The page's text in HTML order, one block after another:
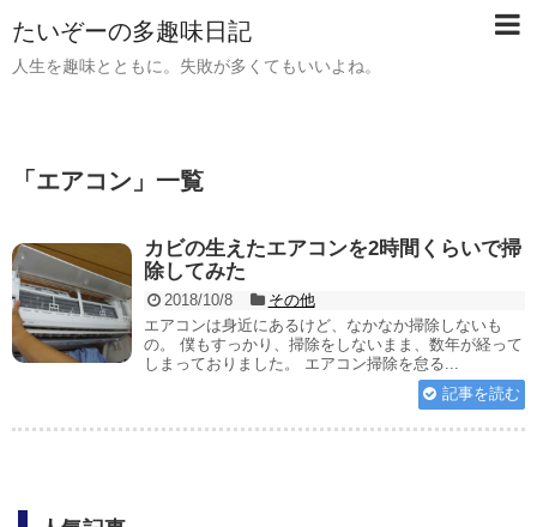
たいぞーの多趣味日記
人生を趣味とともに。失敗が多くてもいいよね。
「 エアコン 」 一覧
カビの生えたエアコンを2時間くらいで掃
除してみた
2018/10/8
その他
エアコンは身近にあるけど、なかなか掃除しないも
の。 僕もすっかり、掃除をしないまま、数年が経って
しまっておりました。 エアコン掃除を怠る...
記事を読む